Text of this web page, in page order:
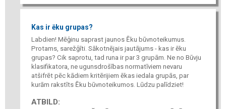
Kas ir ēku grupas?
Labdien! Mēģinu saprast jaunos Ēku būvnoteikumus.
Protams, sarežģīti. Sākotnējais jautājums - kas ir ēku
grupas? Cik saprotu, tad runa ir par 3 grupām. Ne no Būvju
klasifikatora, ne ugunsdrošības normatīviem nevaru
atšifrēt pēc kādiem kritērijiem ēkas iedala grupās, par
kurām rakstīts Ēku būvnoteikumos. Lūdzu palīdziet!
ATBILD: